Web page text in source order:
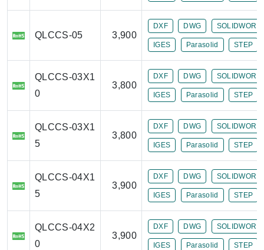
QLCCS-05 3,900
DXF DWG
IGES Parasolid STEP
QLCCS-03X1
0
3,800
DXF DWG
IGES Parasolid STEP
QLCCS-03X1
5
3,800
DXF DWG
IGES Parasolid STEP
QLCCS-04X1
5
3,900
DXF DWG
IGES Parasolid STEP
QLCCS-04X2
0
3,900
DXF DWG
IGES Parasolid STEP